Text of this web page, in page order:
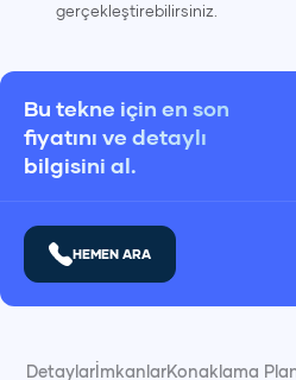
gerçekleştirebilirsiniz.
Bu tekne için en son
fiyatını ve detaylı
bilgisini al.
HEMEN ARA
DetaylarİmkanlarKonaklama